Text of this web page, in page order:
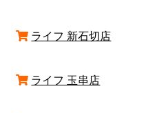
ライフ 新石切店
ライフ 玉串店